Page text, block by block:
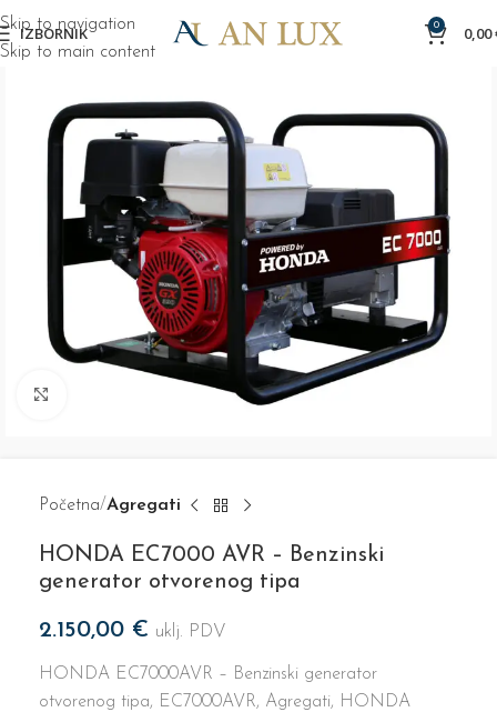
Skip to navigation
Skip to main content
IZBORNIK 0 0,00
Početna Agregati
HONDA EC7000 AVR – Benzinski
generator otvorenog tipa
2.150,00 € uklj. PDV
HONDA EC7000AVR – Benzinski generator
otvorenog tipa, EC7000AVR, Agregati, HONDA